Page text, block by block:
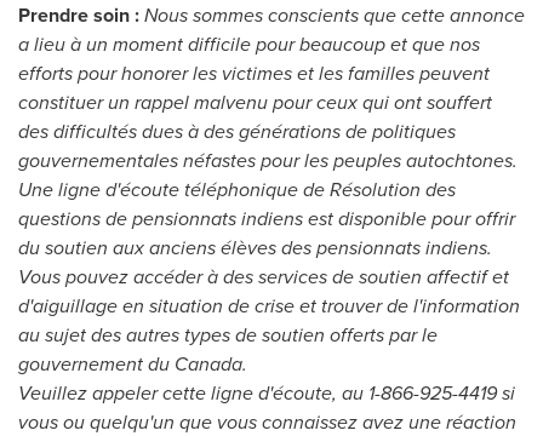
Prendre soin :Nous sommes conscients que cette annonce
a lieu à un moment difficile pour beaucoup et que nos
efforts pour honorer les victimes et les familles peuvent
constituer un rappel malvenu pour ceux qui ont souffert
des difficultés dues à des générations de politiques
gouvernementales néfastes pour les peuples autochtones.
Une ligne d'écoute téléphonique de Résolution des
questions de pensionnats indiens est disponible pour offrir
du soutien aux anciens élèves des pensionnats indiens.
Vous pouvez accéder à des services de soutien affectif et
d'aiguillage en situation de crise et trouver de l'information
au sujet des autres types de soutien offerts par le
gouvernement du Canada.
Veuillez appeler cette ligne d'écoute, au 1-866-925-4419 si
vous ou quelqu'un que vous connaissez avez une réaction